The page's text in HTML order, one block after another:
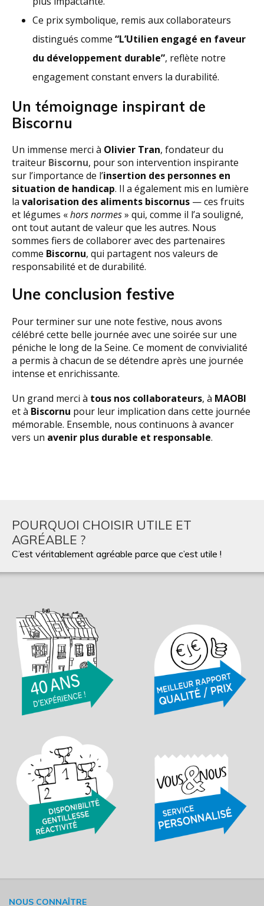
Ce prix symbolique, remis aux collaborateurs
distingués comme “L’Utilien engagé en faveur
du développement durable”, reflète notre
engagement constant envers la durabilité.
Un témoignage inspirant de
Biscornu
Un immense merci à Olivier Tran, fondateur du
traiteur Biscornu, pour son intervention inspirante
sur l’importance de l’insertion des personnes en
situation de handicap. Il a également mis en lumière
la valorisation des aliments biscornus — ces fruits
et légumes «hors normes» qui, comme il l’a souligné,
ont tout autant de valeur que les autres. Nous
sommes fiers de collaborer avec des partenaires
comme Biscornu, qui partagent nos valeurs de
responsabilité et de durabilité.
Une conclusion festive
Pour terminer sur une note festive, nous avons
célébré cette belle journée avec une soirée sur une
péniche le long de la Seine. Ce moment de convivialité
a permis à chacun de se détendre après une journée
intense et enrichissante.
Un grand merci à tous nos collaborateurs, à MAOBI
et à Biscornu pour leur implication dans cette journée
mémorable. Ensemble, nous continuons à avancer
vers un avenir plus durable et responsable.
POURQUOI CHOISIR UTILE ET
AGRÉABLE ?
C’est véritablement agréable parce que c’est utile !
NOUS CONNAÎTRE